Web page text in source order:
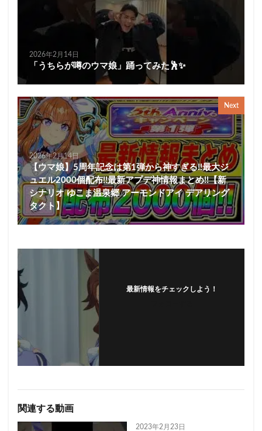
2026年2月14日
「うちらが噂のウマ娘」踊ってみた🕺✨
Next
2026年2月14日
【ウマ娘】5周年記念は第1弾から神すぎる!!最大ジ
ュエル2000個配布!!最新アプデ神情報まとめ!!【新
シナリオ ゆこま温泉郷 アーモンドアイ デアリング
タクト】
最新情報をチェックしよう！
関連する動画
2023年2月23日